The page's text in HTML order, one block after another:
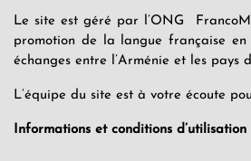
Le site est géré par l’ONG
promotion de la langue française en
échanges entre l’Arménie et les pays
L’équipe du site est à votre écoute
Informations et conditions d’utilisation